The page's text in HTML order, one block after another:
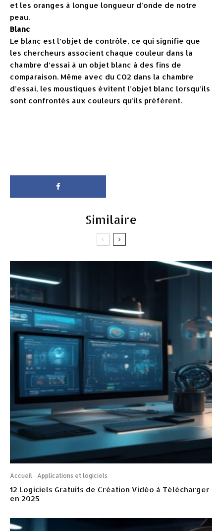
et les oranges à longue longueur d’onde de notre
peau.
Blanc
Le blanc est l’objet de contrôle, ce qui signifie que
les chercheurs associent chaque couleur dans la
chambre d’essai à un objet blanc à des fins de
comparaison. Même avec du CO2 dans la chambre
d’essai, les moustiques évitent l’objet blanc lorsqu’ils
sont confrontés aux couleurs qu’ils préfèrent.
Similaire
Accueil Applications et logiciels
12 Logiciels Gratuits de Création Vidéo à Télécharger
en 2025